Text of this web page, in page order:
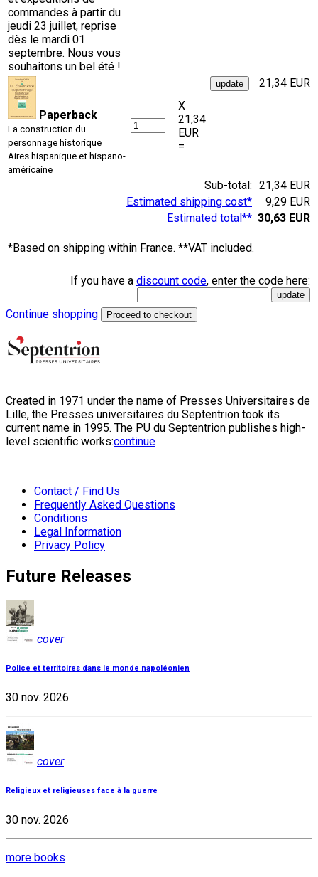
commandes à partir du
jeudi 23 juillet, reprise
dès le mardi 01
septembre. Nous vous
souhaitons un bel été !
Paperback
La construction du
personnage historique
Aires hispanique et hispano-
américaine
X
21,34
EUR
=
21,34 EUR
Sub-total: 21,34 EUR
Estimated shipping cost*
9,29 EUR
Estimated total** 30,63 EUR
*Based on shipping within France. **VAT included.
If you have a discount code, enter the code here:
Continue shopping Proceed to checkout
Created in 1971 under the name of Presses Universitaires de
Lille, the Presses universitaires du Septentrion took its
current name in 1995. The PU du Septentrion publishes high-
level scientific works:continue
Contact / Find Us
Frequently Asked Questions
Conditions
Legal Information
Privacy Policy
Future Releases
cover
Police et territoires dans le monde napoléonien
30 nov. 2026
cover
Religieux et religieuses face à la guerre
30 nov. 2026
more books